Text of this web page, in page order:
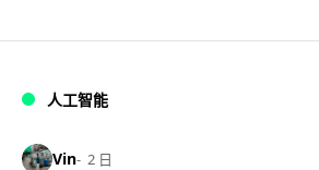
人工智能
Vin 2 日